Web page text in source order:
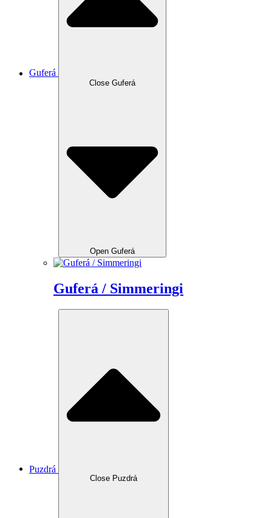
Guferá
Close Guferá
Open Guferá
Guferá / Simmeringi
Puzdrá
Close Puzdrá